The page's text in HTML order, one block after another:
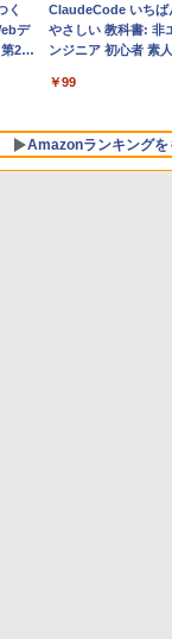
ケー
【Amazon.co.jp限定
HP ノートパソコン
fd 15.6インチ 16GB
テル Core 5
￥129,800
-
定バ
含
ク
Robloxギフトカー
1000 Robux 【限定
ーチャルアイテムを
ムコード】 ロブロッ
￥1,600
く
デ
2
ClaudeCode いちば
やさしい 教科書: 非
ンジニア 初心者 素人
アル AI副業にもコン
版にも！ 非エンジニ
のためのAIコーディ
グ入門シリーズ
￥99
Amazonランキングを